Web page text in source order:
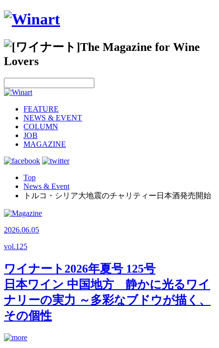
FEATURE
NEWS & EVENT
COLUMN
JOB
MAGAZINE
Top
News & Event
トルコ・シリア大地震のチャリティー日本酒発売開始
2026.06.05
vol.125
ワイナート2026年夏号 125号
日本ワイン 中国地方 静かに光るワイ
ナリーの実力 ～多彩なブドウが描く、
その個性